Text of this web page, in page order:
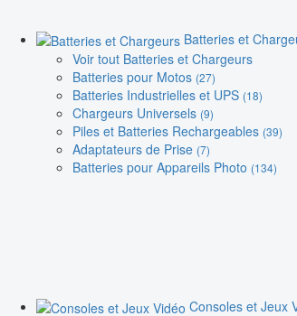
Batteries et
Voir tout Batteries et Chargeurs
Batteries pour Motos (27)
Batteries Industrielles et UPS (18)
Chargeurs Universels (9)
Piles et Batteries Rechargeables (39)
Adaptateurs de Prise (7)
Batteries pour Appareils Photo (134)
Consoles et Jeux